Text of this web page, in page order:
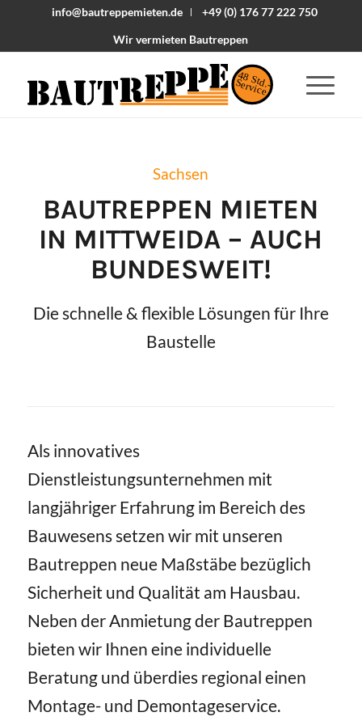
info@bautreppemieten.de
+49 (0) 176 77 222 750
Wir vermieten Bautreppen
48 Std.-
Service
Sachsen
BAUTREPPEN MIETEN
IN MITTWEIDA – AUCH
BUNDESWEIT!
Die schnelle & flexible Lösungen für Ihre
Baustelle
Als innovatives
Dienstleistungsunternehmen mit
langjähriger Erfahrung im Bereich des
Bauwesens setzen wir mit unseren
Bautreppen neue Maßstäbe bezüglich
Sicherheit und Qualität am Hausbau.
Neben der Anmietung der Bautreppen
bieten wir Ihnen eine individuelle
Beratung und überdies regional einen
Montage- und Demontageservice.